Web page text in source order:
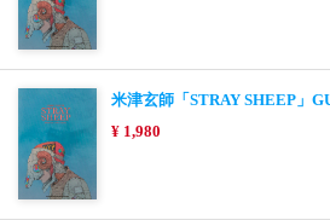
米津玄師「STRAY SHEEP」
¥ 1,980